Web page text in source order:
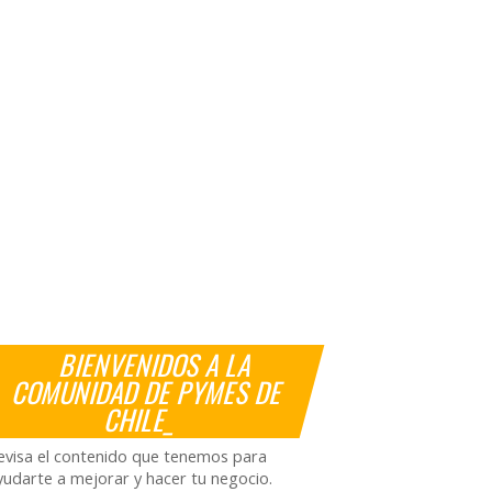
BIENVENIDOS A LA
COMUNIDAD DE PYMES DE
CHILE_
el contenido que tenemos para
a mejorar y hacer tu negocio.